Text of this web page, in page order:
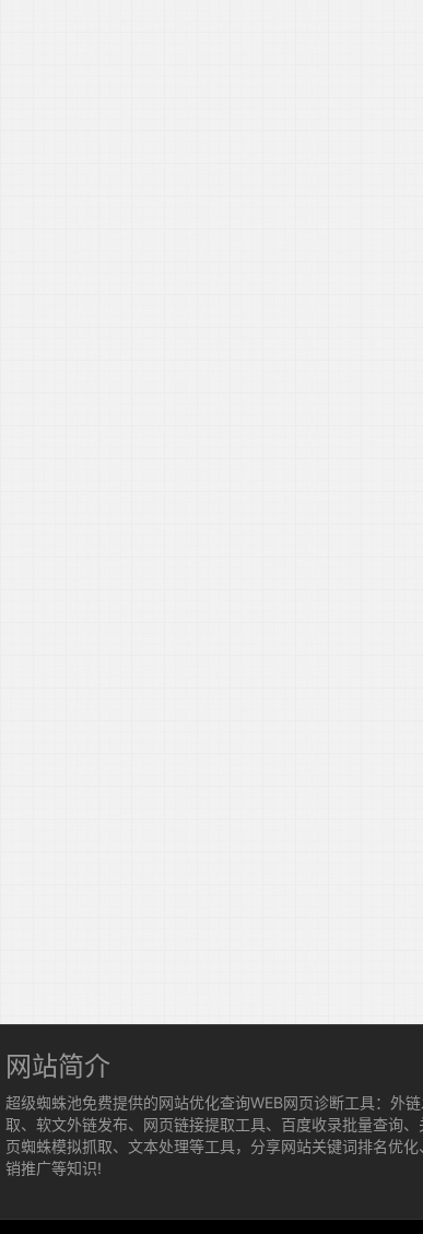
网站简介
超级蜘蛛池免费提供的网站优化查询WEB网页诊断工具：外
取、软文外链发布、网页链接提取工具、百度收录批量查询
页蜘蛛模拟抓取、文本处理等工具，分享网站关键词排名优
销推广等知识!